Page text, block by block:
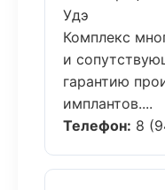
Удэ
Комплекс
и
гарантию
имплантов....
Телефон: 8